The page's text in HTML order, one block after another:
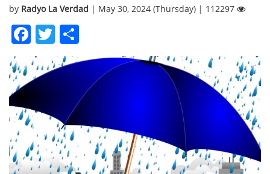
by Radyo La Verdad | May 30, 2024 (Thursday) | 112297
Facebook
Twitter